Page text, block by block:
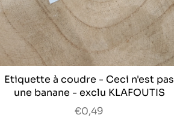
Etiquette à coudre - Ceci n'est pas
une banane - exclu KLAFOUTIS
€0,49